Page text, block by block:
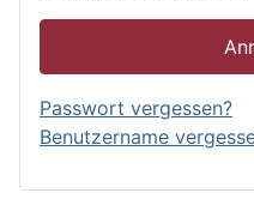
Passwort vergessen?
Benutzername